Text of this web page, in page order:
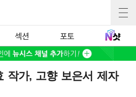
섹션 포토
작가, 고향 보은서 제자